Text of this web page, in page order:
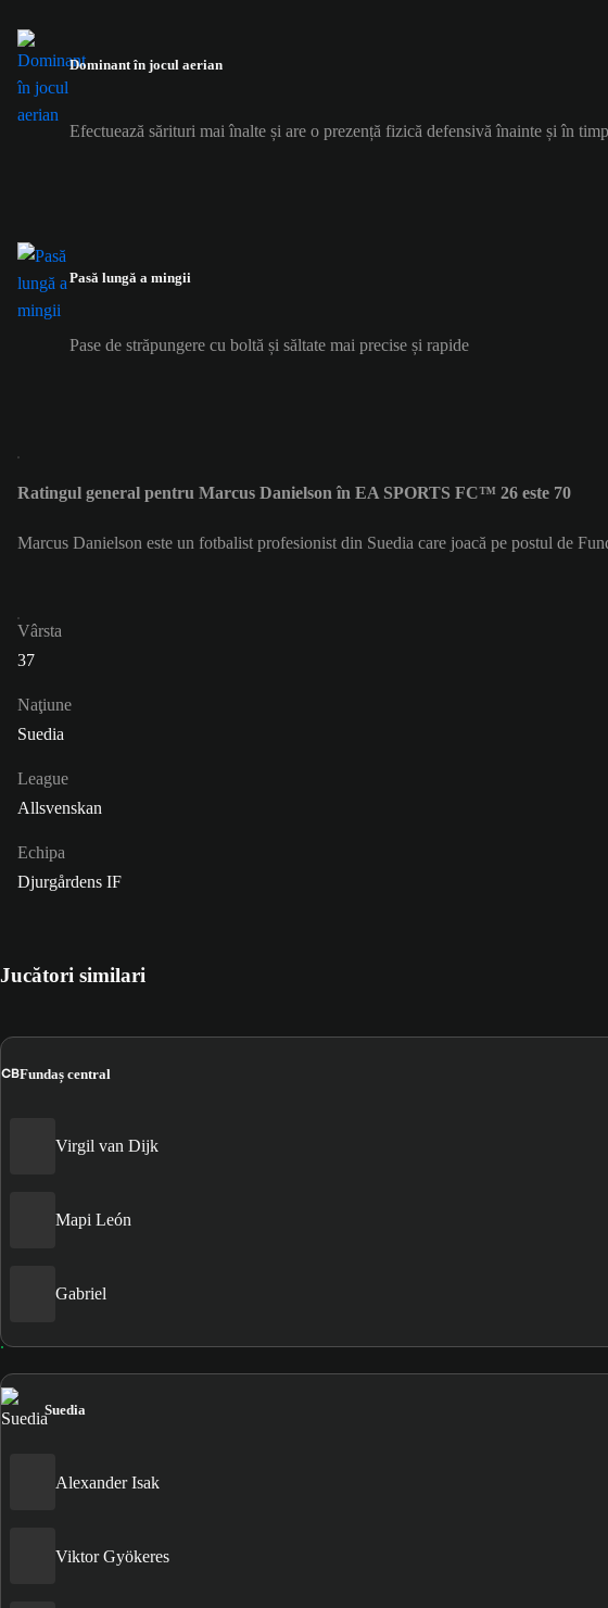
Dominant în jocul aerian
Efectuează sărituri mai înalte și are o prezență fizică defensivă înainte și în
Pasă lungă a mingii
Pase de străpungere cu boltă și săltate mai precise și rapide
Ratingul general pentru Marcus Danielson în EA SPORTS FC™ 26 este 70
Marcus Danielson este un fotbalist profesionist din Suedia care joacă pe postul de
Vârsta
37
Naţiune
Suedia
League
Allsvenskan
Echipa
Djurgårdens IF
Jucători similari
CBFundaș central
Virgil van Dijk
Mapi León
Gabriel
Suedia
Alexander Isak
Viktor Gyökeres